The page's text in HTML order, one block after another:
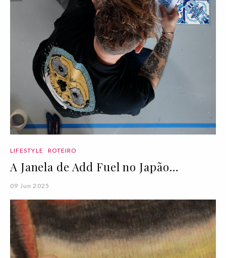
LIFESTYLE ROTEIRO
A Janela de Add Fuel no Japão…
09 Jun 2025